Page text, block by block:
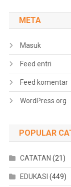
META
Masuk
Feed entri
Feed komentar
WordPress.org
POPULAR
CATATAN (21)
EDUKASI (449)